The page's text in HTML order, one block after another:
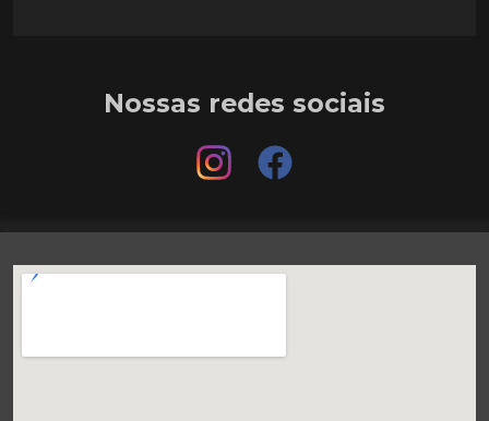
Nossas redes sociais